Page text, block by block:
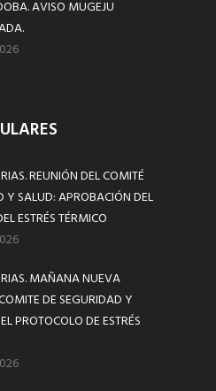
AVISO MUGEJU
REUNIÓN DEL COMITÉ
Y SALUD: APROBACIÓN DEL
ESTRÉS TÉRMICO
MAÑANA NUEVA
DE SEGURIDAD Y
PROTOCOLO DE ESTRÉS